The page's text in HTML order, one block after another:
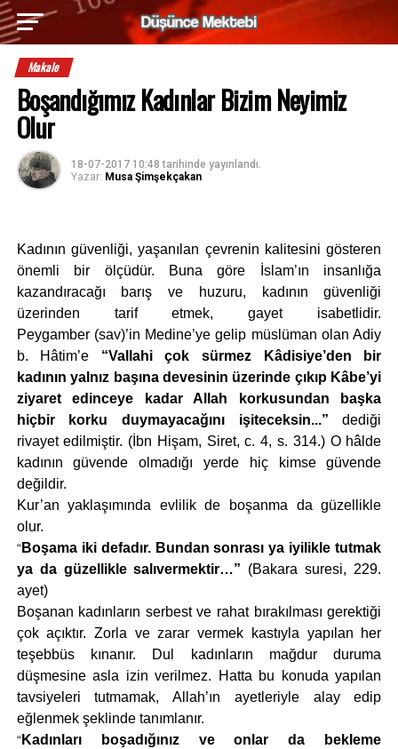
Makale
Boşandığımız Kadınlar Bizim Neyimiz
Olur
18-07-2017 10:48 tarihinde yayınlandı.
Yazar: Musa Şimşekçakan
Kadının güvenliği, yaşanılan çevrenin kalitesini gösteren
önemli bir ölçüdür. Buna göre İslam’ın insanlığa
kazandıracağı barış ve huzuru, kadının güvenliği
üzerinden tarif etmek, gayet isabetlidir.
Peygamber (sav)’in Medine’ye gelip müslüman olan Adiy
b. Hâtim’e
“Vallahi çok sürmez Kâdisiye’den bir
kadının yalnız başına devesinin üzerinde çıkıp Kâbe’yi
ziyaret edinceye kadar Allah korkusundan başka
hiçbir korku duymayacağını işiteceksin...”
dediği
rivayet edilmiştir. (İbn Hişam, Siret, c. 4, s. 314.) O hâlde
kadının güvende olmadığı yerde hiç kimse güvende
değildir.
Kur’an yaklaşımında evlilik de boşanma da güzellikle
olur.
“Boşama iki defadır. Bundan sonrası ya iyilikle tutmak
ya da güzellikle salıvermektir…” (Bakara suresi, 229.
ayet)
Boşanan kadınların serbest ve rahat bırakılması gerektiği
çok açıktır. Zorla ve zarar vermek kastıyla yapılan her
teşebbüs kınanır. Dul kadınların mağdur duruma
düşmesine asla izin verilmez. Hatta bu konuda yapılan
tavsiyeleri tutmamak, Allah’ın ayetleriyle alay edip
eğlenmek şeklinde tanımlanır.
“Kadınları boşadığınız ve onlar da bekleme